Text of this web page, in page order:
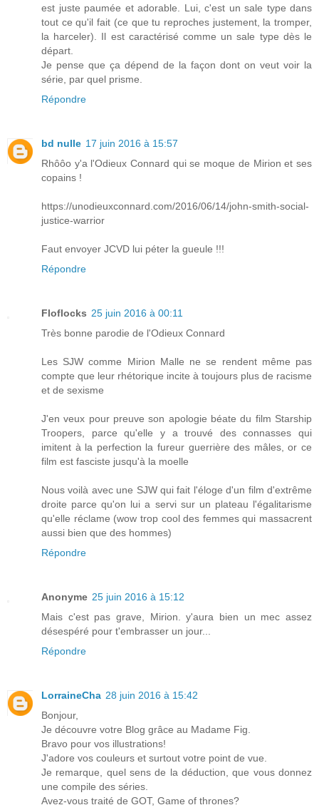
est juste paumée et adorable. Lui, c'est un sale type dans
tout ce qu'il fait (ce que tu reproches justement, la tromper,
la harceler). Il est caractérisé comme un sale type dès le
départ.
Je pense que ça dépend de la façon dont on veut voir la
série, par quel prisme.
Répondre
bd nulle 17 juin 2016 à 15:57
Rhôôo y'a l'Odieux Connard qui se moque de Mirion et ses
copains !
https://unodieuxconnard.com/2016/06/14/john-smith-social-
justice-warrior
Faut envoyer JCVD lui péter la gueule !!!
Répondre
Floflocks 25 juin 2016 à 00:11
Très bonne parodie de l'Odieux Connard
Les SJW comme Mirion Malle ne se rendent même pas
compte que leur rhétorique incite à toujours plus de racisme
et de sexisme
J'en veux pour preuve son apologie béate du film Starship
Troopers, parce qu'elle y a trouvé des connasses qui
imitent à la perfection la fureur guerrière des mâles, or ce
film est fasciste jusqu'à la moelle
Nous voilà avec une SJW qui fait l'éloge d'un film d'extrême
droite parce qu'on lui a servi sur un plateau l'égalitarisme
qu'elle réclame (wow trop cool des femmes qui massacrent
aussi bien que des hommes)
Répondre
Anonyme 25 juin 2016 à 15:12
Mais c'est pas grave, Mirion. y'aura bien un mec assez
désespéré pour t'embrasser un jour...
Répondre
LorraineCha 28 juin 2016 à 15:42
Bonjour,
Je découvre votre Blog grâce au Madame Fig.
Bravo pour vos illustrations!
J'adore vos couleurs et surtout votre point de vue.
Je remarque, quel sens de la déduction, que vous donnez
une compile des séries.
Avez-vous traité de GOT, Game of thrones?